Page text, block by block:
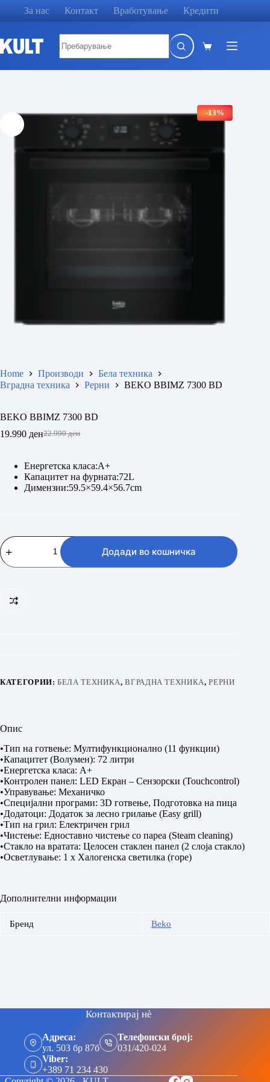
За нас Контакт Вработување Кредити
results
Shopping
-13%
Home Производи
Бела техника
Вградна техника
Рерни BEKO BBIMZ 7300 BD
BEKO BBIMZ 7300 BD
22.990ден
Original
22.990 ден.
19.990 денCurrent
19.990 ден.
Енергетска класа:А+
Капацитет на фурната:72L
Димензии:59.5×59.4×56.7cm
BEKO
BBIMZ
7300
Додади во кошничка
КАТЕГОРИИ:БЕЛА ТЕХНИКА,ВГРАДНА ТЕХНИКА,РЕРНИ
Опис
•Тип на готвење: Мултифункционално (11 функции)
•Капацитет (Волумен): 72 литри
•Енергетска класа: A+
•Контролен панел: LED Екран – Сензорски (Touchcontrol)
•Управување: Механичко
•Специјални програми: 3D готвење, Подготовка на пица
•Додатоци: Додаток за лесно грилање (Easy grill)
•Тип на грил: Електричен грил
•Чистење: Едноставно чистење со пареа (Steam cleaning)
•Стакло на вратата: Целосен стаклен панел (2 слоја стакло)
•Осветлување: 1 x Халогенска светилка (горе)
Дополнителни информации
Бренд Beko
Контактирај нè
Адреса:
ул. 503 бр 87б
Телефонски број:
031/420-024
Viber:
+389 71 234 430